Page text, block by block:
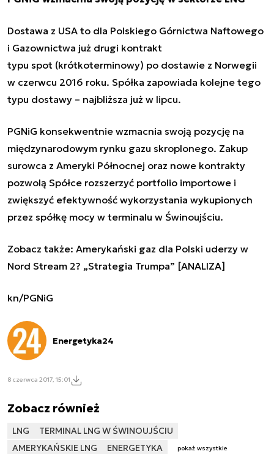
Dostawa z USA to dla Polskiego Górnictwa Naftowego
i Gazownictwa już drugi kontrakt
typu spot (krótkoterminowy) po dostawie z Norwegii
w czerwcu 2016 roku. Spółka zapowiada kolejne tego
typu dostawy – najbliższa już w lipcu.
PGNiG konsekwentnie wzmacnia swoją pozycję na
międzynarodowym rynku gazu skroplonego. Zakup
surowca z Ameryki Północnej oraz nowe kontrakty
pozwolą Spółce rozszerzyć portfolio importowe i
zwiększyć efektywność wykorzystania wykupionych
przez spółkę mocy w terminalu w Świnoujściu.
Zobacz także: Amerykański gaz dla Polski uderzy w
Nord Stream 2? „Strategia Trumpa” [ANALIZA]
kn/PGNiG
Energetyka24
8 czerwca 2017, 15:01
Zobacz również
LNG
TERMINAL LNG W ŚWINOUJŚCIU
AMERYKAŃSKIE LNG
ENERGETYKA pokaż wszystkie